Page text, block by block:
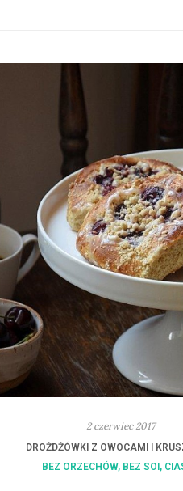
2 czerwiec 2017
DROŻDŻÓWKI Z OWOCAMI I
BEZ ORZECHÓW, BEZ SOI ,